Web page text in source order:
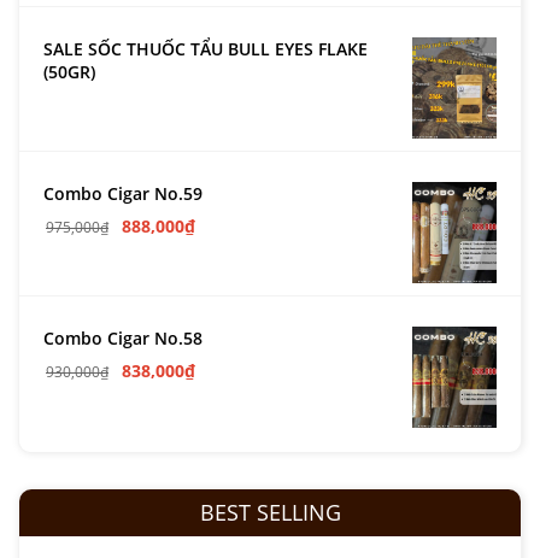
SALE SỐC THUỐC TẨU BULL EYES FLAKE
(50GR)
Combo Cigar No.59
975,000₫ 888,000₫
Combo Cigar No.58
930,000₫ 838,000₫
BEST SELLING